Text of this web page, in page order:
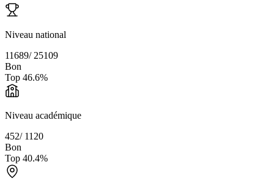
Niveau national
11689/ 25109
Bon
Top 46.6%
Niveau académique
452/ 1120
Bon
Top 40.4%